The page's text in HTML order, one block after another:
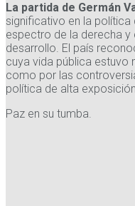
La partida de Germán
significativo en la política
espectro de la derecha y
desarrollo. El país
cuya vida pública
como por las
política de alta
Paz en su tumba.